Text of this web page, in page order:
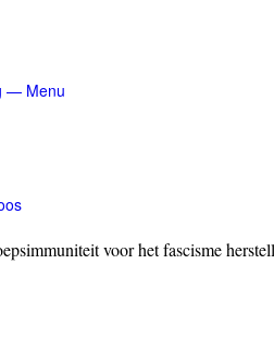
— Menu
voor het fascisme